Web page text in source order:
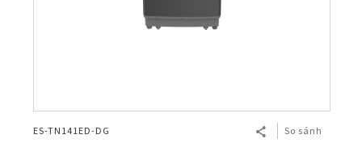
ES-TN141ED-DG So sánh